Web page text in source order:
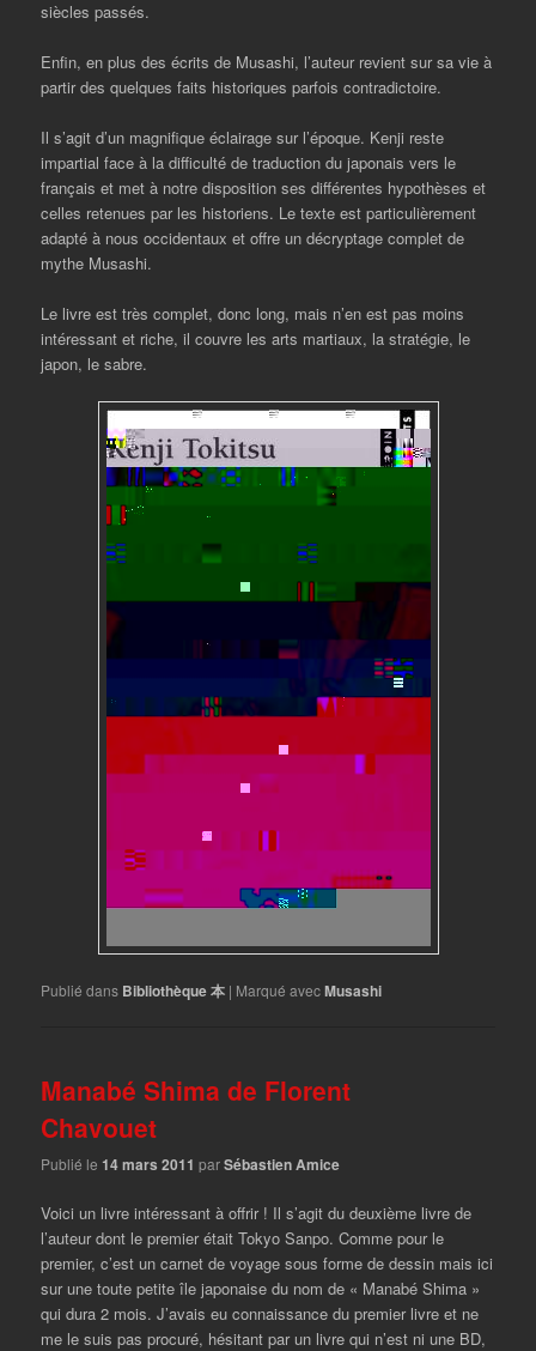
siècles passés.
Enfin, en plus des écrits de Musashi, l’auteur revient sur sa vie à
partir des quelques faits historiques parfois contradictoire.
Il s’agit d’un magnifique éclairage sur l’époque. Kenji reste
impartial face à la difficulté de traduction du japonais vers le
français et met à notre disposition ses différentes hypothèses et
celles retenues par les historiens. Le texte est particulièrement
adapté à nous occidentaux et offre un décryptage complet de
mythe Musashi.
Le livre est très complet, donc long, mais n’en est pas moins
intéressant et riche, il couvre les arts martiaux, la stratégie, le
japon, le sabre.
Publié dans Bibliothèque 本 | Marqué avecMusashi
Manabé Shima de Florent
Chavouet
Publié le14 mars 2011 parSébastien Amice
Voici un livre intéressant à offrir ! Il s’agit du deuxième livre de
l’auteur dont le premier était Tokyo Sanpo. Comme pour le
premier, c’est un carnet de voyage sous forme de dessin mais ici
sur une toute petite île japonaise du nom de « Manabé Shima »
qui dura 2 mois. J’avais eu connaissance du premier livre et ne
me le suis pas procuré, hésitant par un livre qui n’est ni une BD,